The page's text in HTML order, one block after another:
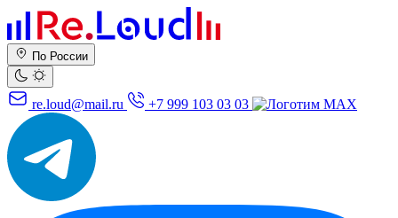
По России
re.loud@mail.ru +7 999 103 03 03